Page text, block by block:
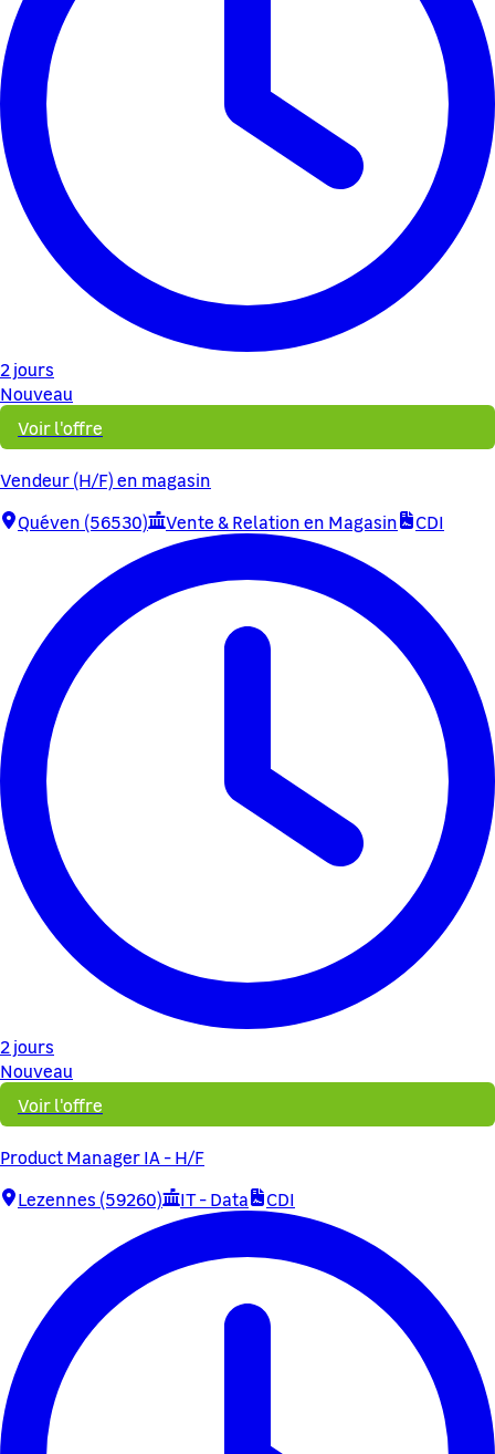
2 jours
Nouveau
Voir l'offre
Vendeur (H/F) en magasin
Quéven (56530)
Vente & Relation en Magasin CDI
2 jours
Nouveau
Voir l'offre
Product Manager IA - H/F
Lezennes (59260)
IT - Data CDI